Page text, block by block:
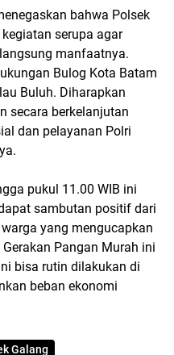
bahwa Polsek
serupa agar
manfaatnya.
Bulog Kota Batam
Buluh. Diharapkan
secara berkelanjutan
dan pelayanan Polri
pukul 11.00 WIB ini
sambutan positif dari
yang mengucapkan
Pangan Murah ini
bisa rutin dilakukan di
beban ekonomi
Galang